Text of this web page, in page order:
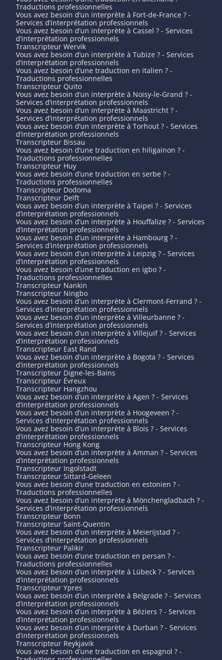
Traductions professionnelles
Vous avez besoin d’un interprète à Fort-de-France ? -
Services d’interprétation professionnels
Vous avez besoin d’un interprète à Cassel ? - Services
d’interprétation professionnels
Transcripteur Wervik
Vous avez besoin d’un interprète à Tubize ? - Services
d’interprétation professionnels
Vous avez besoin d’une traduction en italien ? -
Traductions professionnelles
Transcripteur Quito
Vous avez besoin d’un interprète à Noisy-le-Grand ? -
Services d’interprétation professionnels
Vous avez besoin d’un interprète à Maastricht ? -
Services d’interprétation professionnels
Vous avez besoin d’un interprète à Torhout ? - Services
d’interprétation professionnels
Transcripteur Bissau
Vous avez besoin d’une traduction en hiligaïnon ? -
Traductions professionnelles
Transcripteur Huy
Vous avez besoin d’une traduction en serbe ? -
Traductions professionnelles
Transcripteur Dodoma
Transcripteur Delft
Vous avez besoin d’un interprète à Taipei ? - Services
d’interprétation professionnels
Vous avez besoin d’un interprète à Houffalize ? - Services
d’interprétation professionnels
Vous avez besoin d’un interprète à Hambourg ? -
Services d’interprétation professionnels
Vous avez besoin d’un interprète à Leipzig ? - Services
d’interprétation professionnels
Vous avez besoin d’une traduction en igbo ? -
Traductions professionnelles
Transcripteur Nankin
Transcripteur Ningbo
Vous avez besoin d’un interprète à Clermont-Ferrand ? -
Services d’interprétation professionnels
Vous avez besoin d’un interprète à Villeurbanne ? -
Services d’interprétation professionnels
Vous avez besoin d’un interprète à Villejuif ? - Services
d’interprétation professionnels
Transcripteur East Rand
Vous avez besoin d’un interprète à Bogota ? - Services
d’interprétation professionnels
Transcripteur Digne-les-Bains
Transcripteur Évreux
Transcripteur Hangzhou
Vous avez besoin d’un interprète à Agen ? - Services
d’interprétation professionnels
Vous avez besoin d’un interprète à Hoogeveen ? -
Services d’interprétation professionnels
Vous avez besoin d’un interprète à Blois ? - Services
d’interprétation professionnels
Transcripteur Hong Kong
Vous avez besoin d’un interprète à Amman ? - Services
d’interprétation professionnels
Transcripteur Ingolstadt
Transcripteur Sittard-Geleen
Vous avez besoin d’une traduction en estonien ? -
Traductions professionnelles
Vous avez besoin d’un interprète à Mönchengladbach ? -
Services d’interprétation professionnels
Transcripteur Bonn
Transcripteur Saint-Quentin
Vous avez besoin d’un interprète à Meierijstad ? -
Services d’interprétation professionnels
Transcripteur Palikir
Vous avez besoin d’une traduction en persan ? -
Traductions professionnelles
Vous avez besoin d’un interprète à Lübeck ? - Services
d’interprétation professionnels
Transcripteur Ypres
Vous avez besoin d’un interprète à Belgrade ? - Services
d’interprétation professionnels
Vous avez besoin d’un interprète à Béziers ? - Services
d’interprétation professionnels
Vous avez besoin d’un interprète à Durban ? - Services
d’interprétation professionnels
Transcripteur Reykjavik
Vous avez besoin d’une traduction en espagnol ? -